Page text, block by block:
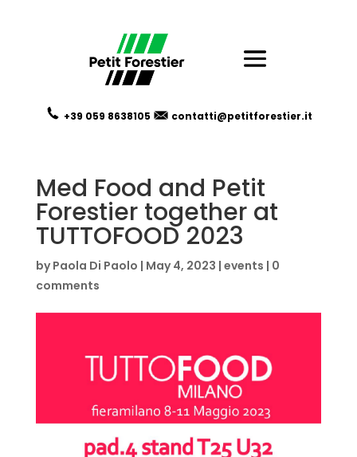
+39 059 8638105 contatti@petitforestier.it
Med Food and Petit
Forestier together at
TUTTOFOOD 2023
byPaola Di Paolo | May 4, 2023 | events | 0
comments